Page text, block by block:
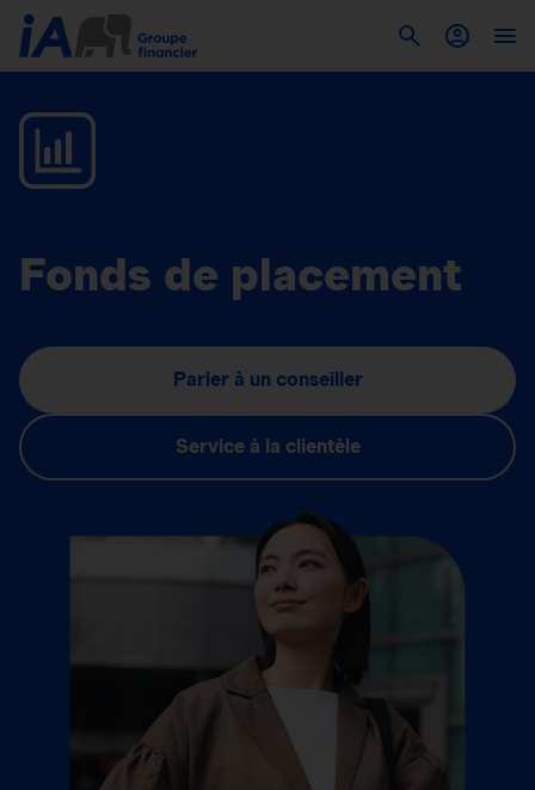
Fonds de placement
Parler à un conseiller
Service à la clientèle